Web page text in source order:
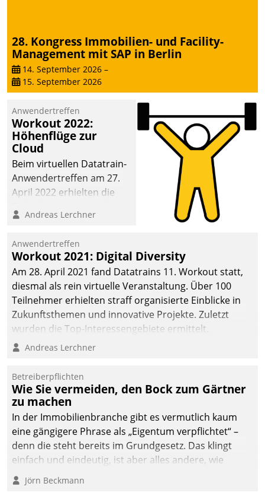
28. Kongress Immobilien- und Facility-
Management mit SAP in Berlin
14. September 2026 –
15. September 2026
Anwendertreffen
Workout 2022:
Höhenflüge zur
Cloud
Beim virtuellen Datatrain-
Anwendertreffen am 27.
April 2022 erhielten die
Teilnehmer kurzweilige
Cloud-Strategien und -
Lösungen mit hohem
Zukunftspotenzial.
Andreas Lerchner
Anwendertreffen
Workout 2021: Digital Diversity
Am 28. April 2021 fand Datatrains 11. Workout statt,
diesmal als rein virtuelle Veranstaltung. Über 100
Teilnehmer erhielten straff organisierte Einblicke in
Zukunftsthemen und innovative Projekte. Zuletzt
wurden die Top-Interessengebiete ermittelt.
Andreas Lerchner
Betreiberpflichten
Wie Sie vermeiden, den Bock zum Gärtner
zu machen
In der Immobilienbranche gibt es vermutlich kaum
eine gängigere Phrase als „Eigentum verpflichtet“ –
denn die steht bereits im Grundgesetz. Das klingt
einfach und eindeutig, ist aber alles andere, wie
Branchenbeschäftigte wissen. Denn mit der
Verantwortung folgen Verpflichtungen.
Jörn Beckmann